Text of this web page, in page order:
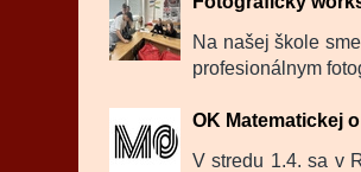
Na našej škole
profesionálnym
OK Matematickej
V stredu 1.4. sa v